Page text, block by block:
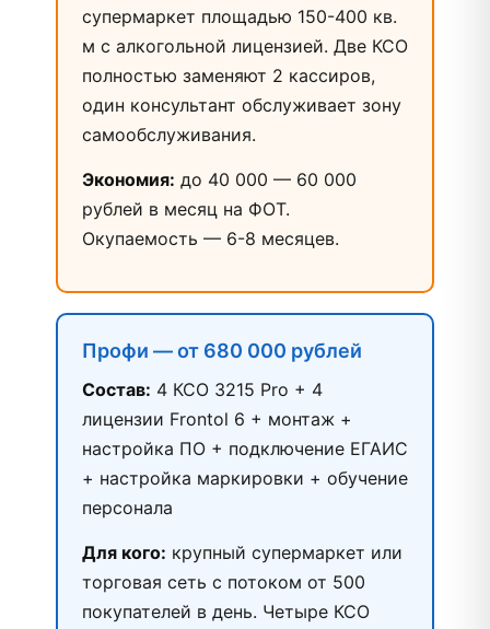
супермаркет площадью 150-400 кв.
м с алкогольной лицензией. Две КСО
полностью заменяют 2 кассиров,
один консультант обслуживает зону
самообслуживания.
Экономия: до 40 000 — 60 000
рублей в месяц на ФОТ.
Окупаемость — 6-8 месяцев.
Профи — от 680 000 рублей
Состав: 4 КСО 3215 Pro + 4
лицензии Frontol 6 + монтаж +
настройка ПО + подключение ЕГАИС
+ настройка маркировки + обучение
персонала
Для кого: крупный супермаркет или
торговая сеть с потоком от 500
покупателей в день. Четыре КСО